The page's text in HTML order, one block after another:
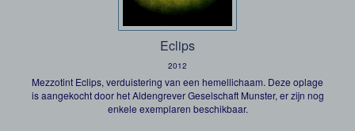
Eclips
2012
Mezzotint Eclips, verduistering van een hemellichaam. Deze oplage
is aangekocht door het Aldengrever Geselschaft Munster, er zijn nog
enkele exemplaren beschikbaar.